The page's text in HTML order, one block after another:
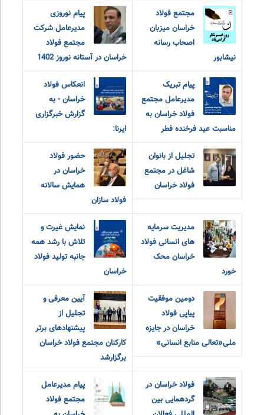
مجتمع فولاد
خراسان میزبان
اصحاب رسانه
نیشابور
پیام نوروزی
مدیرعامل شرکت
مجتمع فولاد
خراسان در آستانه نوروز 1402
پیام تبریک
مدیرعامل مجتمع
فولاد خراسان به
مناسبت عید فرخنده فطر
انعکاس فولاد
خراسان - به
گزارش خبرگزاری
ایرنا:
تجلیل از بانوان
شاغل در مجتمع
فولاد خراسان
حضور فولاد
خراسان در
همایش سالانه
فولاد سازان
مدیریت سرمایه
های انسانی فولاد
خراسان محک
خورد
نمایش غیرت و
تلاش با رشد همه
جانبه تولید فولاد
خراسان
دومین موفقیت
پیاپی فولاد
خراسان در جایزه
ملی«تعالی منابع انسانی»
آیین معرفی و
تجلیل از
پیشنهادهای برتر
کارکنان مجتمع فولاد خراسان
برگزارشد
فولاد خراسان در
گردهمایی بین
پیام مدیرعامل
مجتمع فولاد